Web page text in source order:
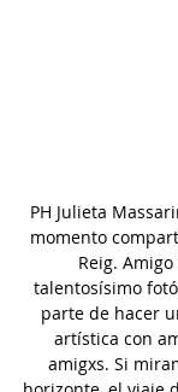
PH Julieta
momento
Reig.
talentosísimo
parte de hacer
artística con
amigxs. Si